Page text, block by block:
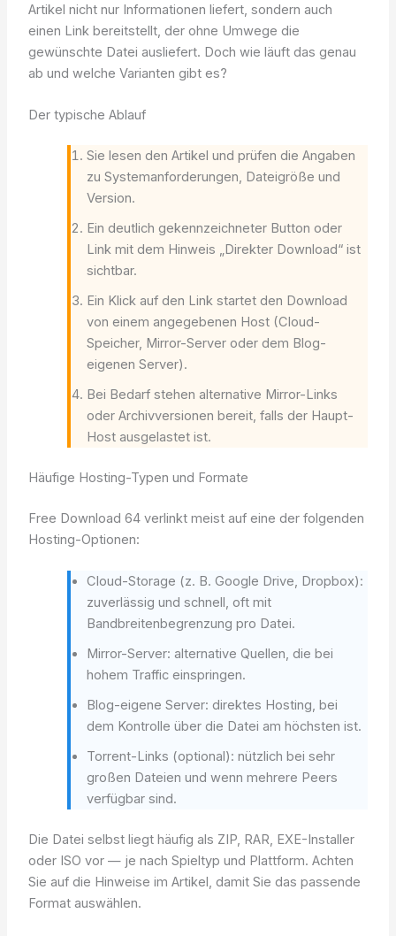
Artikel nicht nur Informationen liefert, sondern auch
einen Link bereitstellt, der ohne Umwege die
gewünschte Datei ausliefert. Doch wie läuft das genau
ab und welche Varianten gibt es?
Der typische Ablauf
Sie lesen den Artikel und prüfen die Angaben
zu Systemanforderungen, Dateigröße und
Version.
Ein deutlich gekennzeichneter Button oder
Link mit dem Hinweis „Direkter Download“ ist
sichtbar.
Ein Klick auf den Link startet den Download
von einem angegebenen Host (Cloud-
Speicher, Mirror-Server oder dem Blog-
eigenen Server).
Bei Bedarf stehen alternative Mirror-Links
oder Archivversionen bereit, falls der Haupt-
Host ausgelastet ist.
Häufige Hosting-Typen und Formate
Free Download 64 verlinkt meist auf eine der folgenden
Hosting-Optionen:
Cloud-Storage (z. B. Google Drive, Dropbox):
zuverlässig und schnell, oft mit
Bandbreitenbegrenzung pro Datei.
Mirror-Server: alternative Quellen, die bei
hohem Traffic einspringen.
Blog-eigene Server: direktes Hosting, bei
dem Kontrolle über die Datei am höchsten ist.
Torrent-Links (optional): nützlich bei sehr
großen Dateien und wenn mehrere Peers
verfügbar sind.
Die Datei selbst liegt häufig als ZIP, RAR, EXE-Installer
oder ISO vor — je nach Spieltyp und Plattform. Achten
Sie auf die Hinweise im Artikel, damit Sie das passende
Format auswählen.